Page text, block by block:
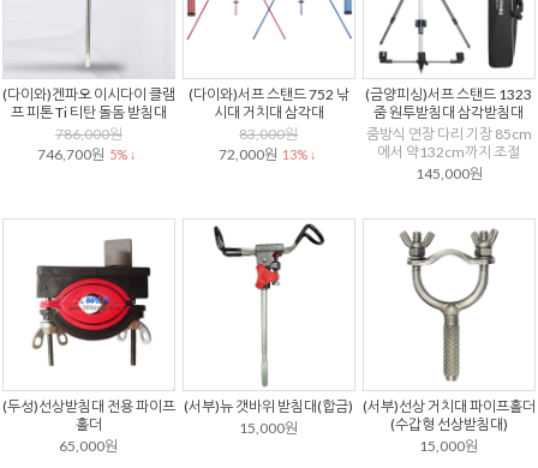
(다이와)겐파오 이시다이 클램
프 피톤 Ti 티탄 돌돔 받침대
786,000원
746,700원 5% ↓
(다이와)서프 스탠드 752 낚
시대 거치대 삼각대
83,000원
72,000원 13% ↓
(금양피싱)서프 스탠드 1323
줌 원투받침대 삼각받침대
줌방식 연장 다리 기장 85cm
에서 약132cm까지 조절
145,000원
(두성)선상받침대 전용 파이프
홀더
65,000원
(서부)뉴 갯바위 받침대(합금)
15,000원
(서부)선상 거치대 파이프홀더
(수갑형 선상받침대)
15,000원